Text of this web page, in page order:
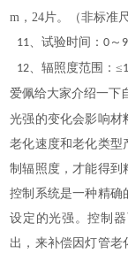
m，24片。（非标准
11、试验时间：0 ～
12、辐照度范围：≤
爱佩给大家介绍一下
光强的变化会影响材
老化速度和老化类型
制辐照度，才能得到
控制系统是一种精确
设定的光强。控制
出，来补偿因灯管老